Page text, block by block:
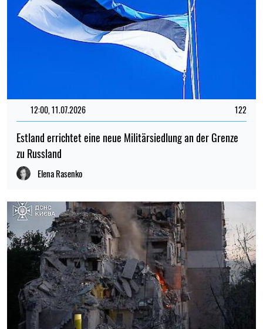
12:00, 11.07.2026 122
Estland errichtet eine neue Militärsiedlung an der Grenze
zu Russland
Elena Rasenko